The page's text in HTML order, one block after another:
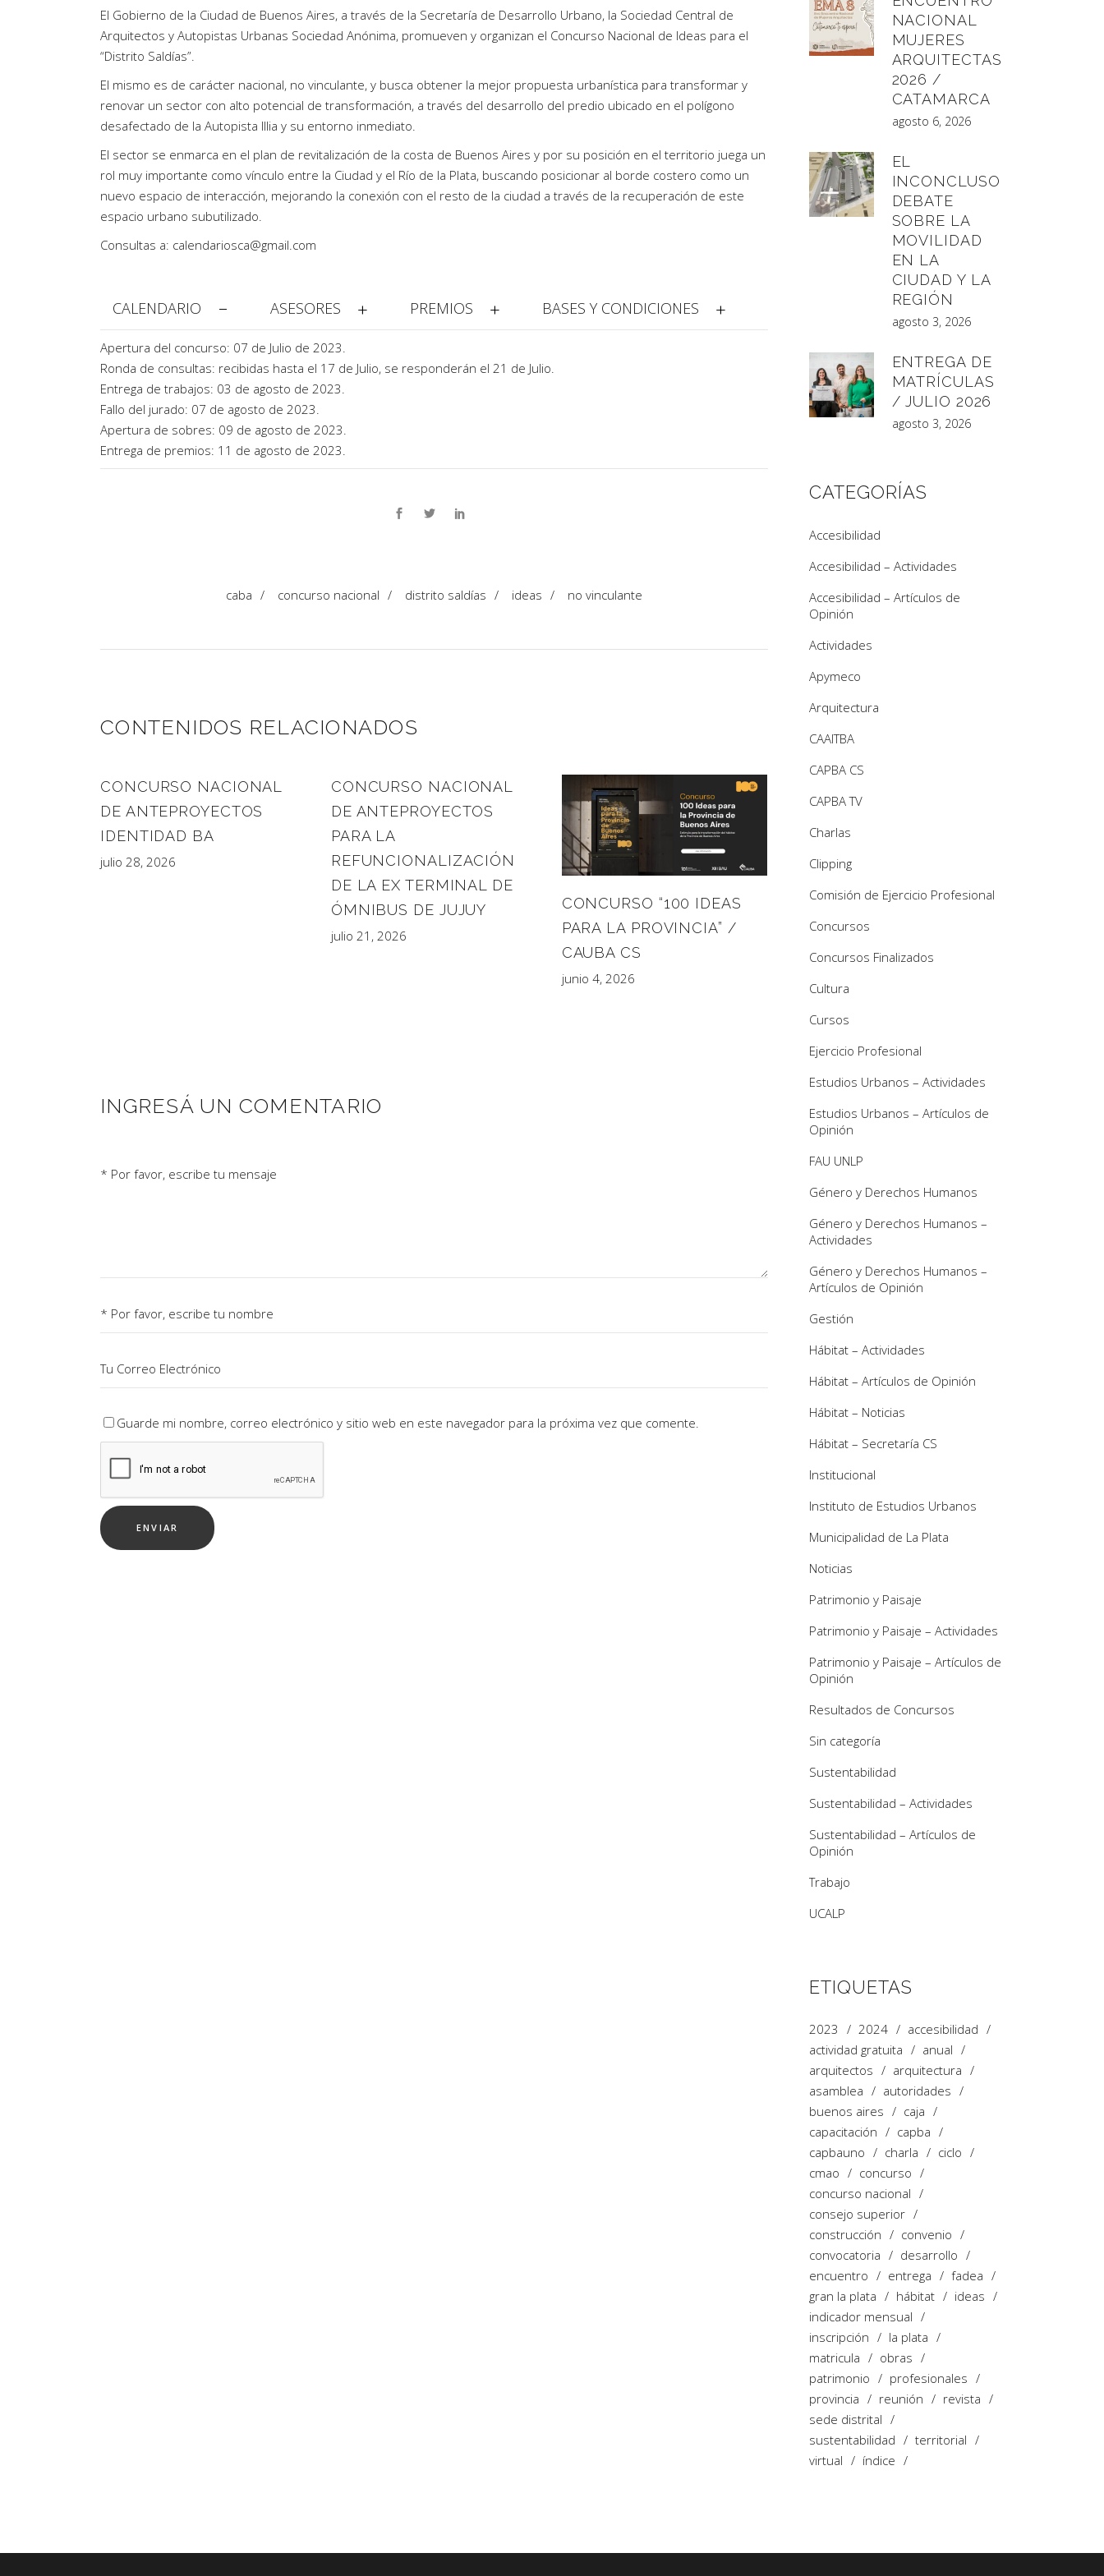
Actividades
El Gobierno de la Ciudad de Buenos Aires, a través de la Secretaría de Desarrollo Urbano, la Sociedad Central de
Arquitectos y Autopistas Urbanas Sociedad Anónima, promueven y organizan el Concurso Nacional de Ideas para el
“Distrito Saldías”.
El mismo es de carácter nacional, no vinculante, y busca obtener la mejor propuesta urbanística para transformar y
renovar un sector con alto potencial de transformación, a través del desarrollo del predio ubicado en el polígono
desafectado de la Autopista Illia y su entorno inmediato.
El sector se enmarca en el plan de revitalización de la costa de Buenos Aires y por su posición en el territorio juega un
rol muy importante como vínculo entre la Ciudad y el Río de la Plata, buscando posicionar al borde costero como un
nuevo espacio de interacción, mejorando la conexión con el resto de la ciudad a través de la recuperación de este
espacio urbano subutilizado.
Consultas a: calendariosca@gmail.com
CALENDARIO ASESORES PREMIOS BASES Y CONDICIONES
Apertura del concurso: 07 de Julio de 2023.
Ronda de consultas: recibidas hasta el 17 de Julio, se responderán el 21 de Julio.
Entrega de trabajos: 03 de agosto de 2023.
Fallo del jurado: 07 de agosto de 2023.
Apertura de sobres: 09 de agosto de 2023.
Entrega de premios: 11 de agosto de 2023.
caba / concurso nacional / distrito saldías / ideas / no vinculante
CONTENIDOS RELACIONADOS
CONCURSO NACIONAL
DE ANTEPROYECTOS
IDENTIDAD BA
julio 28, 2026
CONCURSO NACIONAL
DE ANTEPROYECTOS
PARA LA
REFUNCIONALIZACIÓN
DE LA EX TERMINAL DE
ÓMNIBUS DE JUJUY
julio 21, 2026
CONCURSO “100 IDEAS
PARA LA PROVINCIA” /
CAUBA CS
junio 4, 2026
INGRESÁ UN COMENTARIO
Guarde mi nombre, correo electrónico y sitio web en este navegador para la próxima vez que comente.
NACIONAL
MUJERES
ARQUITECTAS
2026 /
CATAMARCA
agosto 6, 2026
EL
INCONCLUSO
DEBATE
SOBRE LA
MOVILIDAD
EN LA
CIUDAD Y LA
REGIÓN
agosto 3, 2026
ENTREGA DE
MATRÍCULAS
/ JULIO 2026
agosto 3, 2026
CATEGORÍAS
Accesibilidad
Accesibilidad – Actividades
Accesibilidad – Artículos de
Opinión
Actividades
Apymeco
Arquitectura
CAAITBA
CAPBA CS
CAPBA TV
Charlas
Clipping
Comisión de Ejercicio Profesional
Concursos
Concursos Finalizados
Cultura
Cursos
Ejercicio Profesional
Estudios Urbanos – Actividades
Estudios Urbanos – Artículos de
Opinión
FAU UNLP
Género y Derechos Humanos
Género y Derechos Humanos –
Actividades
Género y Derechos Humanos –
Artículos de Opinión
Gestión
Hábitat – Actividades
Hábitat – Artículos de Opinión
Hábitat – Noticias
Hábitat – Secretaría CS
Institucional
Instituto de Estudios Urbanos
Municipalidad de La Plata
Noticias
Patrimonio y Paisaje
Patrimonio y Paisaje – Actividades
Patrimonio y Paisaje – Artículos de
Opinión
Resultados de Concursos
Sin categoría
Sustentabilidad
Sustentabilidad – Actividades
Sustentabilidad – Artículos de
Opinión
Trabajo
UCALP
ETIQUETAS
2023 2024
accesibilidad
actividad gratuita
anual
arquitectos
arquitectura
asamblea
autoridades
buenos aires
caja
capacitación
capba
capbauno
charla
ciclo
cmao
concurso
concurso nacional
consejo superior
construcción
convenio
convocatoria
desarrollo
encuentro
entrega
fadea
gran la plata
hábitat
ideas
indicador mensual
inscripción
la plata
matricula
obras
patrimonio
profesionales
provincia
reunión
revista
sede distrital
sustentabilidad
territorial
virtual
índice